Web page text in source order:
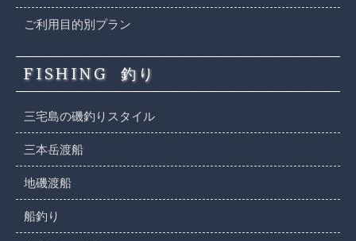
ご利用目的別プラン
FISHING 釣り
三宅島の磯釣りスタイル
三本岳渡船
地磯渡船
船釣り